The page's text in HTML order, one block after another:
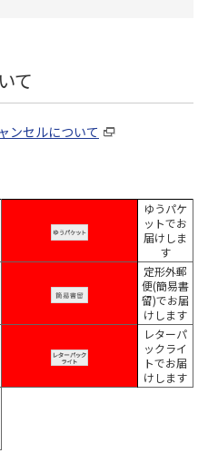
て
ンセルについて
ゆうパケ
ットでお
届けしま
す
定形外郵
便(簡易書
留)でお届
けします
レターパ
ックライ
トでお届
けします